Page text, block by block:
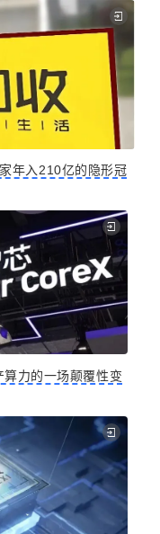
年入210亿的隐形冠
力的一场颠覆性变